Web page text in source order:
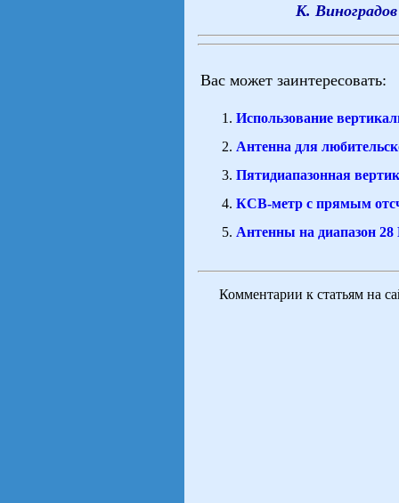
К.
Вас может заинтересовать:
Использование
Антенна для
Пятидиапазонная
КСВ-метр c прямым
Антенны на диапазон
Комментарии к статьям на